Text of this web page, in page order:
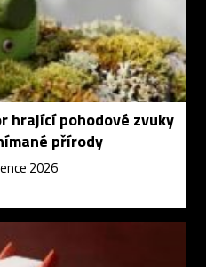
hrající pohodové zvuky
přírody
2026